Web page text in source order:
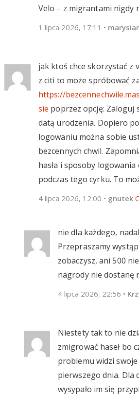
Velo – z migrantami nigdy
1 lipca 2026, 17:11 •
jak ktoś chce skorzystać z
z citi to może spróbować
https://
sie poprzez opcję: Zaloguj
datą urodzenia. Dopiero
logowaniu można sobie
bezcennych chwil.
hasła i sposoby
podczas tego cyrku. To
4 lipca 2026, 12:00 • gnutek
nie dla każdego,
Przepraszamy
zobaczysz, ani 500
nagrody nie dostanę
4 lipca 2026, 22:56 •
Niestety tak to nie
zmigrować haseł bo
problemu widzi
pierwszego dnia. Dla
wysypało im się